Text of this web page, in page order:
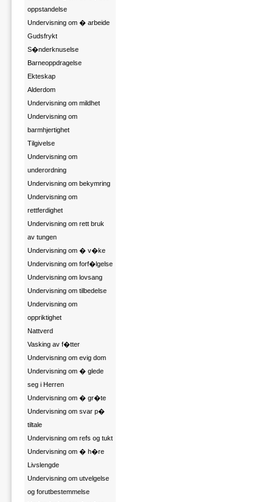
oppstandelse
Undervisning om � arbeide
Gudsfrykt
S�nderknuselse
Barneoppdragelse
Ekteskap
Alderdom
Undervisning om mildhet
Undervisning om
barmhjertighet
Tilgivelse
Undervisning om
underordning
Undervisning om bekymring
Undervisning om
rettferdighet
Undervisning om rett bruk
av tungen
Undervisning om � v�ke
Undervisning om forf�lgelse
Undervisning om lovsang
Undervisning om tilbedelse
Undervisning om
oppriktighet
Nattverd
Vasking av f�tter
Undervisning om evig dom
Undervisning om � glede
seg i Herren
Undervisning om � gr�te
Undervisning om svar p�
tiltale
Undervisning om refs og tukt
Undervisning om � h�re
Livslengde
Undervisning om utvelgelse
og forutbestemmelse